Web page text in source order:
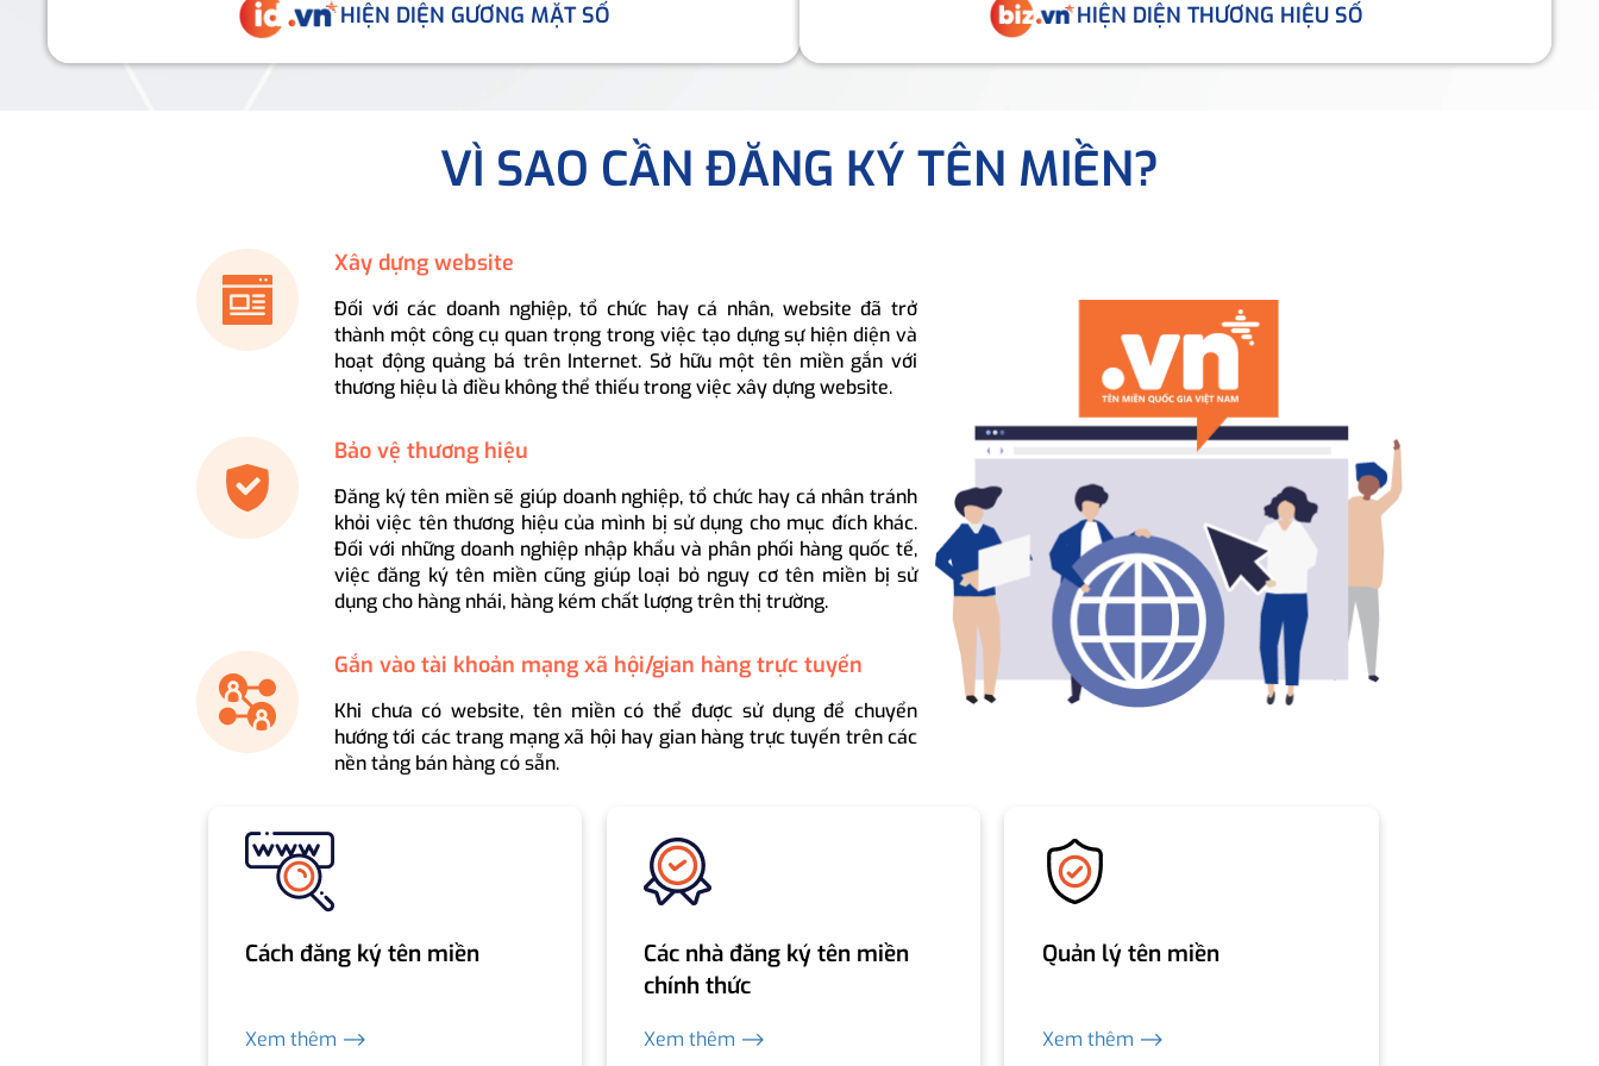
HIỆN DIỆN GƯƠNG MẶT SỐ HIỆN DIỆN THƯƠNG HIỆU SỐ
VÌ SAO CẦN ĐĂNG KÝ TÊN MIỀN?
Xây dựng website
Đối với các doanh nghiệp, tổ chức hay cá nhân, website đã trở
thành một công cụ quan trọng trong việc tạo dựng sự hiện diện và
hoạt động quảng bá trên Internet. Sở hữu một tên miền gắn với
thương hiệu là điều không thể thiếu trong việc xây dựng website.
Bảo vệ thương hiệu
Đăng ký tên miền sẽ giúp doanh nghiệp, tổ chức hay cá nhân tránh
khỏi việc tên thương hiệu của mình bị sử dụng cho mục đích khác.
Đối với những doanh nghiệp nhập khẩu và phân phối hàng quốc tế,
việc đăng ký tên miền cũng giúp loại bỏ nguy cơ tên miền bị sử
dụng cho hàng nhái, hàng kém chất lượng trên thị trường.
Gắn vào tài khoản mạng xã hội/gian hàng trực tuyến
Khi chưa có website, tên miền có thể được sử dụng để chuyển
hướng tới các trang mạng xã hội hay gian hàng trực tuyến trên các
nền tảng bán hàng có sẵn.
Cách đăng ký tên miền
Xem thêm ⟶
Các nhà đăng ký tên miền
chính thức
Xem thêm ⟶
Quản lý tên miền
Xem thêm ⟶